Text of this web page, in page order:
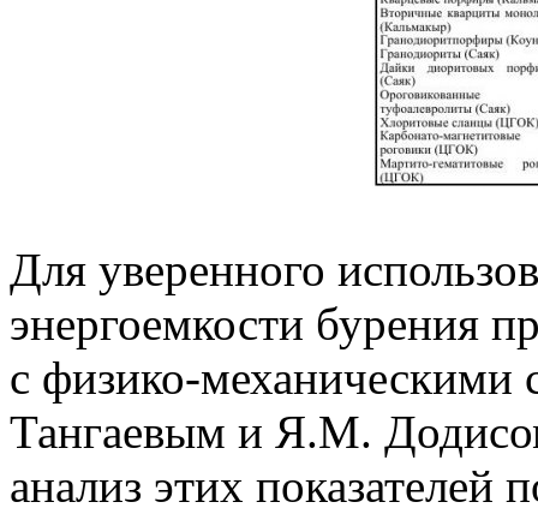
Для уверенного
энергоемкости бурения
с физико-
Тангаевым и Я.М.
анализ этих